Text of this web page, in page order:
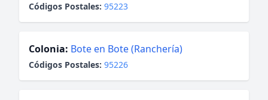
Códigos Postales: 95223
Colonia: Bote en Bote (Ranchería)
Códigos Postales: 95226